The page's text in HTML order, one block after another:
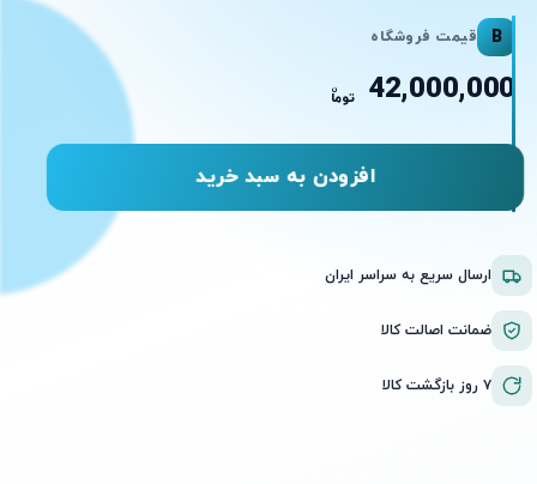
B قیمت فروشگاه
42,000,000 توما
ن
افزودن به سبد خرید
ارسال سریع به سراسر ایران
ضمانت اصالت کالا
۷ روز بازگشت کالا